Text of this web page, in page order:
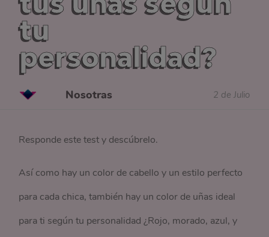
tu
personalidad?
Nosotras 2 de Julio
Responde este test y descúbrelo.
Así como hay un color de cabello y un estilo perfecto
para cada chica, también hay un color de uñas ideal
para ti según tu personalidad ¿Rojo, morado, azul, y